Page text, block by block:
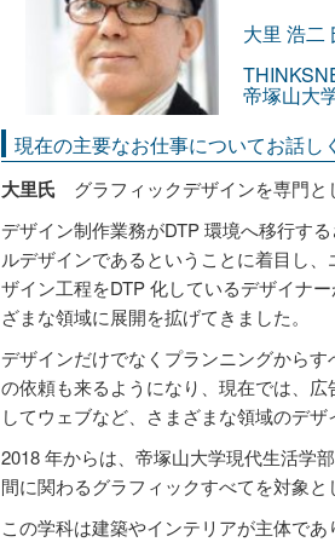
大里 浩二
帝塚山大
現在の主要なお仕事についてお話し
大里氏 グラフィックデザインを専門と
デザイン制作業務がDTP 環境へ移行す
ルデザインであるということに着目し
ザイン工程をDTP 化しているデザイナ
ざまな領域に展開を拡げてきました。
デザインだけでなくプランニングから
の依頼も来るようになり、現在では、
してウェブなど、さまざまな領域のデ
2018 年からは、帝塚山大学現代生活学
間に関わるグラフィックすべてを対象
この学科は建築やインテリアが主体で